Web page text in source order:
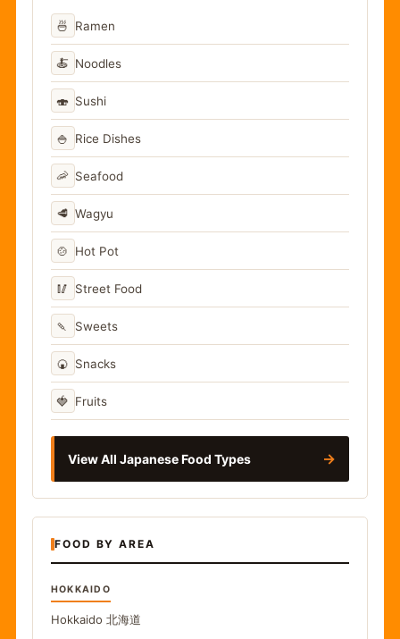
🍜 Ramen
🍝 Noodles
🍣 Sushi
🍚 Rice Dishes
🦐 Seafood
🥩 Wagyu
🍲 Hot Pot
🥢 Street Food
🍡 Sweets
🍘 Snacks
🍓 Fruits
View All Japanese Food Types →
FOOD BY AREA
HOKKAIDO
Hokkaido 北海道